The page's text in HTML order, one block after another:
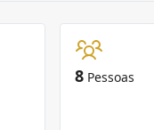
8 Pessoas